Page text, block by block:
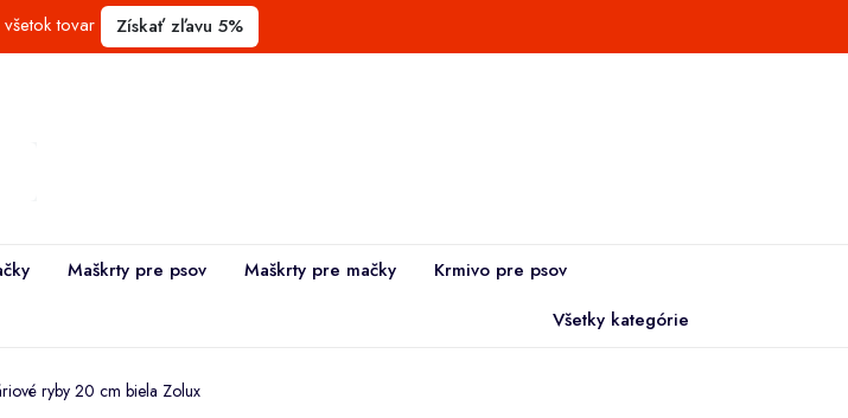
tovar Získať zľavu 5%
Maškrty pre psov Maškrty pre mačky
Krmivo pre psov
Všetky kategórie
ryby 20 cm biela Zolux